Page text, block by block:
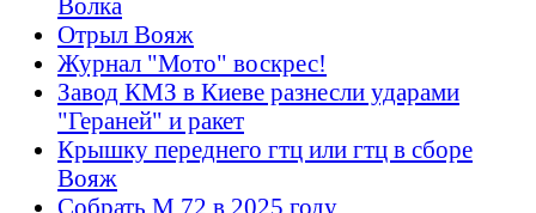
Волка
Отрыл Вояж
Журнал "Мото" воскрес!
Завод КМЗ в Киеве разнесли ударами
"Гераней" и ракет
Крышку переднего гтц или гтц в сборе
Вояж
Собрать М 72 в 2025 году